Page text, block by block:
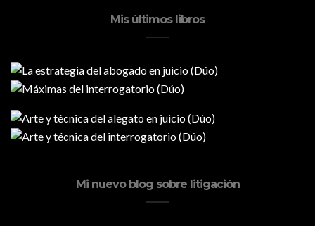
Mis últimos libros
Mi nuevo blog sobre litigación